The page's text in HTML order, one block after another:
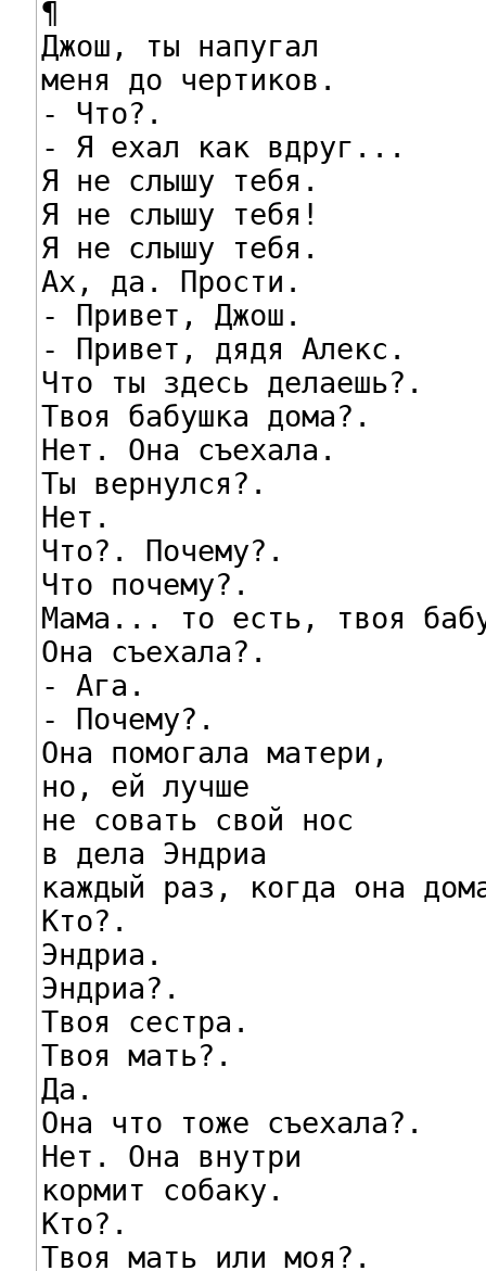
¶
Джош, ты напугал
меня до чертиков.
- Что?.
- Я ехал как вдруг...
Я не слышу тебя.
Я не слышу тебя!
Я не слышу тебя.
Ах, да. Прости.
- Привет, Джош.
- Привет, дядя Алекс.
Что ты здесь делаешь?.
Твоя бабушка дома?.
Нет. Она съехала.
Ты вернулся?.
Нет.
Что?. Почему?.
Что почему?.
Мама... то есть, твоя
Она съехала?.
- Ага.
- Почему?.
Она помогала матери,
но, ей лучше
не совать свой нос
в дела Эндриа
каждый раз, когда она
Кто?.
Эндриа.
Эндриа?.
Твоя сестра.
Твоя мать?.
Да.
Она что тоже съехала?.
Нет. Она внутри
кормит собаку.
Кто?.
Твоя мать или моя?.